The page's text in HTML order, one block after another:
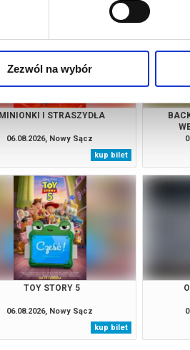
Zezwól na wybór
MINIONKI I STRASZYDŁA
06.08.2026, Nowy Sącz
kup bilet
TOY STORY 5
06.08.2026, Nowy Sącz
kup bilet